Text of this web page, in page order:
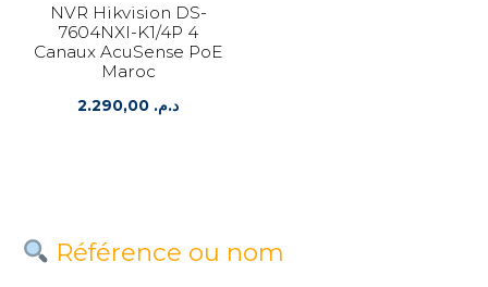
NVR Hikvision DS-
7604NXI-K1/4P 4
Canaux AcuSense PoE
Maroc
د.م.
Référence ou nom